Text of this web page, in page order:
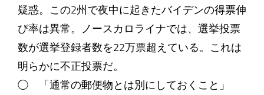
疑惑。この2州で夜中に起きたバイデンの得票伸
び率は異常。ノースカロライナでは、選挙投票
数が選挙登録者数を22万票超えている。これは
明らかに不正投票だ。
◯ 「通常の郵便物とは別にしておくこと」